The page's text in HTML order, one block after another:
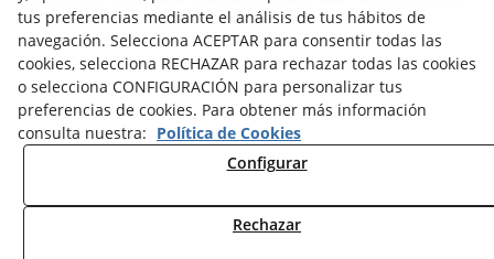
tus preferencias mediante el análisis de tus hábitos de
navegación. Selecciona ACEPTAR para consentir todas las
cookies, selecciona RECHAZAR para rechazar todas las cookies
o selecciona CONFIGURACIÓN para personalizar tus
preferencias de cookies. Para obtener más información
consulta nuestra: Política de Cookies
Configurar
Rechazar